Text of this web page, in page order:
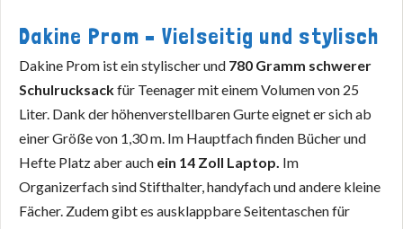
Dakine Prom – Vielseitig und stylisch
Dakine Prom ist ein stylischer und 780 Gramm schwerer
Schulrucksackfür Teenager mit einem Volumen von 25
Liter. Dank der höhenverstellbaren Gurte eignet er sich ab
einer Größe von 1,30 m. Im Hauptfach finden Bücher und
Hefte Platz aber auch ein 14 Zoll Laptop. Im
Organizerfach sind Stifthalter, handyfach und andere kleine
Fächer. Zudem gibt es ausklappbare Seitentaschen für